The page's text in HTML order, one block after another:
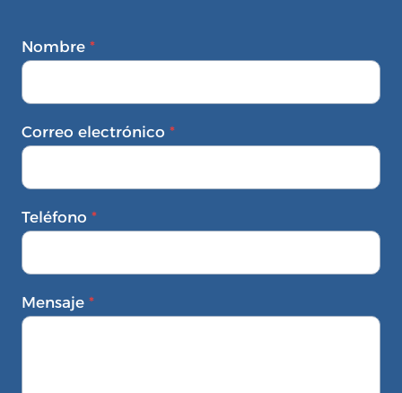
Nombre *
Correo electrónico *
Teléfono *
Mensaje *